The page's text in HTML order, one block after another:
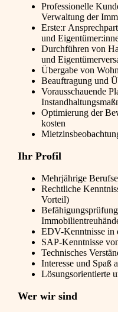
Professionelle
Verwaltung der
Erste:r
und
Durchführen von
und
Übergabe von
Beauftragung und
Vorausschauende
Optimierung der
kosten
Ihr Profil
Mehrjährige
Rechtliche
Vorteil)
EDV-Kenntnisse in
SAP-Kenntnisse
Technisches
Interesse und Spaß
Lösungsorientierte
Wer wir sind